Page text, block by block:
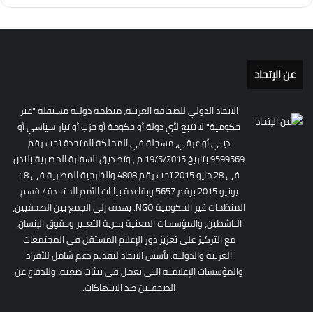
عن الإتحاد
الاتحاد الدولي للصحافة العربية، منظمة دولية مستقلة "غير
حكومية" لا تتبع لأي دولة أو حكومة أو حزب أو تيار سياسي أو
ديني أو عرقي، مسجلة في المملكة المتحدة تحت رقم
9599569 بتاريخ 19/5/2015 م , وتصديق السفارة المصرية بلندن
فى 28 مايو 2015 تحت رقم 4808 والخارجية المصرية فى 18
يونيو 2015 برقم 5657 وبقاعدة بيانات الأمم المتحدة / قسم
المنظمات غير الحكومية NGO. يهدف إلى الجمع بين الصحفيين،
الناشطين، والمؤسسات المعنية بحرية التعبير وحقوق الإنسان،
مع التركيز على تعزيز دور الإعلام المستقل في المجتمعات
العربية والدولية. تأسس الاتحاد لتقديم دعم شامل للأفراد
والمؤسسات الإعلامية التي تعمل في بيئات صعبة، وللدفاع عن
الصحفيين ضد الانتهاكات.